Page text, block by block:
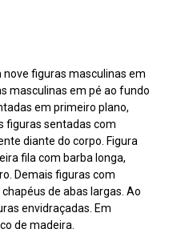
figuras masculinas em
masculinas em pé ao fundo
em primeiro plano,
figuras sentadas com
diante do corpo. Figura
fila com barba longa,
Demais figuras com
de abas largas. Ao
envidraçadas. Em
de madeira.